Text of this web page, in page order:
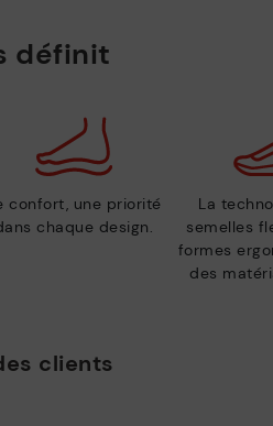
définit
confort, une priorité
chaque design.
La
semelles
formes
des
clients